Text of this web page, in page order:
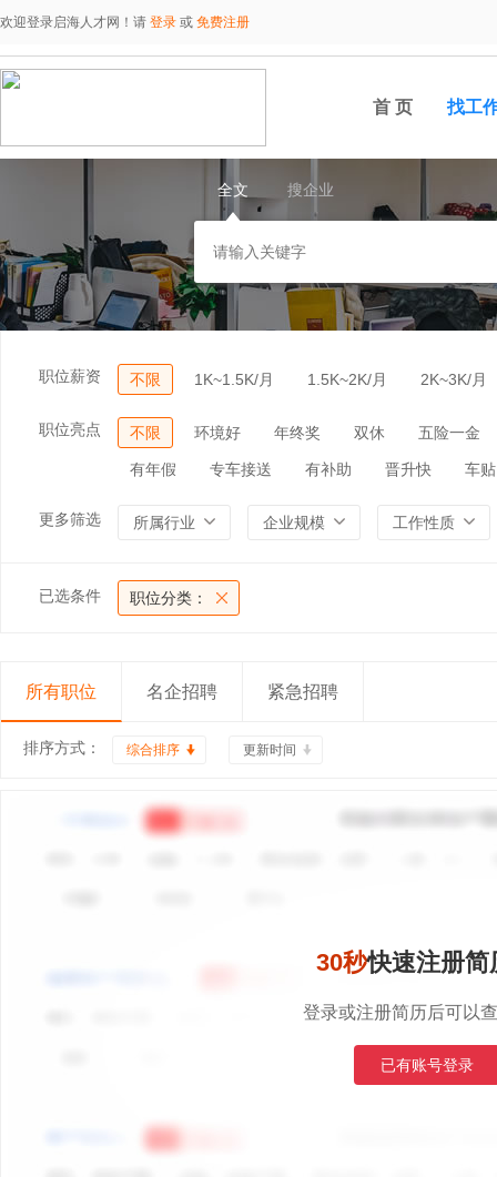
欢迎登录启海人才网！请 登录 或 免费注册
首 页 找工
全文 搜企业
职位薪资 不限 1K~1.5K/月 1.5K~2K/月 2K~3K/月
职位亮点 不限 环境好 年终奖 双休 五险一金
有年假 专车接送 有补助 晋升快 车贴
更多筛选 所属行业 企业规模 工作性质
已选条件 职位分类：
所有职位 名企招聘 紧急招聘
排序方式： 综合排序 更新时间
30秒快速注册简
登录或注册简历后可以
已有账号登录